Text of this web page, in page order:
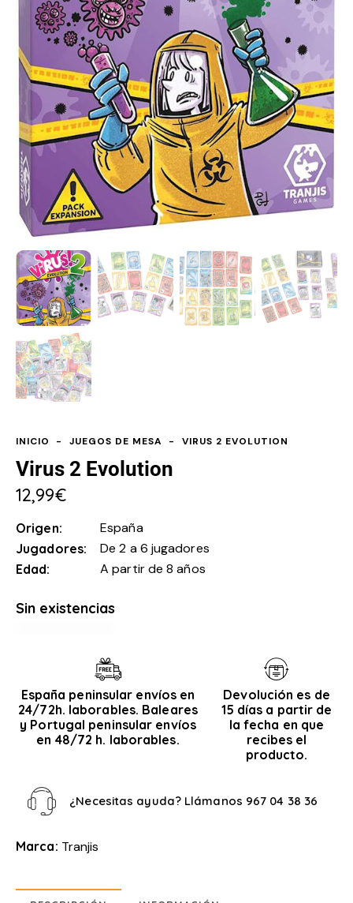
INICIO JUEGOS DE MESA VIRUS 2 EVOLUTION
Virus 2 Evolution
12,99€
Origen España
Jugadores De 2 a 6 jugadores
Edad A partir de 8 años
Sin existencias
España peninsular envíos en
24/72h. laborables. Baleares
y Portugal peninsular envíos
en 48/72 h. laborables.
Devolución es de
15 días a partir de
la fecha en que
recibes el
producto.
¿Necesitas ayuda? Llámanos 967 04 38 36
Marca: Tranjis